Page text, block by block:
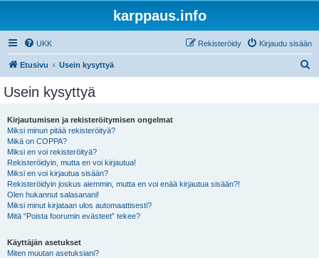
karppaus.info
UKK Kirjaudu sisään
Rekisteröidy
Etusivu Usein kysyttyä
Usein kysyttyä
Kirjautumisen ja rekisteröitymisen ongelmat
Miksi minun pitää rekisteröityä?
Mikä on COPPA?
Miksi en voi rekisteröityä?
Rekisteröidyin, mutta en voi kirjautua!
Miksi en voi kirjautua sisään?
Rekisteröidyin joskus aiemmin, mutta en voi enää kirjautua sisään?!
Olen hukannut salasanani!
Miksi minut kirjataan ulos automaattisesti?
Mitä “Poista foorumin evästeet” tekee?
Käyttäjän asetukset
Miten muutan asetuksiani?